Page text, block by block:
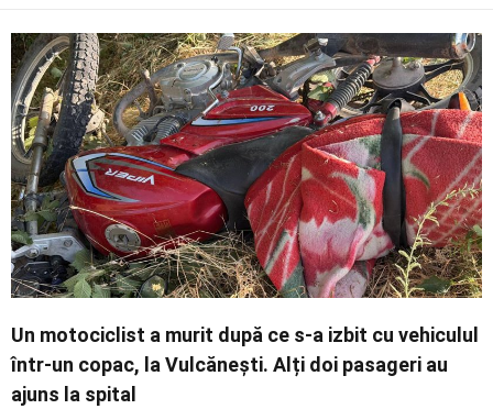
Economic
Contact
Un motociclist a murit după ce s-a izbit cu vehiculul
într-un copac, la Vulcănești. Alți doi pasageri au
ajuns la spital